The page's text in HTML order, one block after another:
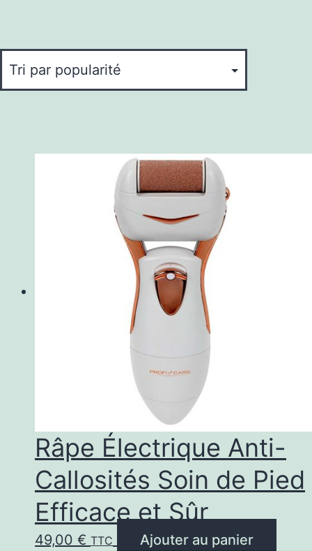
Râpe Électrique Anti-
Callosités Soin de Pied
Efficace et Sûr
49,00 € TTC Ajouter au panier